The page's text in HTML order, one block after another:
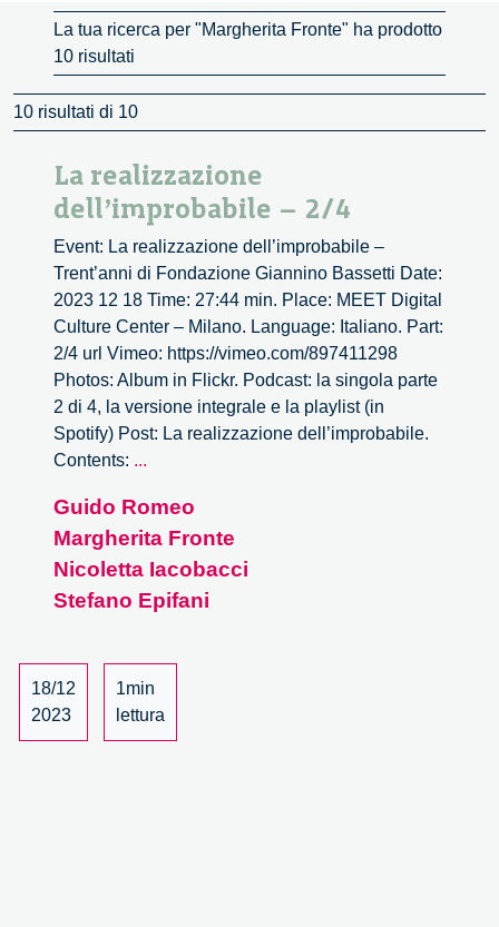
La tua ricerca per "Margherita Fronte" ha prodotto
10 risultati
10 risultati di 10
La realizzazione
dell’improbabile – 2/4
Event: La realizzazione dell’improbabile –
Trent’anni di Fondazione Giannino Bassetti Date:
2023 12 18 Time: 27:44 min. Place: MEET Digital
Culture Center – Milano. Language: Italiano. Part:
2/4 url Vimeo: https://vimeo.com/897411298
Photos: Album in Flickr. Podcast: la singola parte
2 di 4, la versione integrale e la playlist (in
Spotify) Post: La realizzazione dell’improbabile.
Contents: ...
dell’improbabile
–
2/4
Guido Romeo
Margherita Fronte
Nicoletta Iacobacci
Stefano Epifani
18/12
2023
1min
lettura